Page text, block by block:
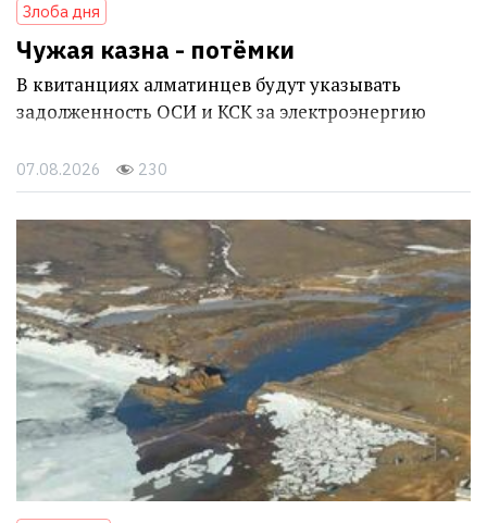
Злоба дня
Чужая казна - потёмки
В квитанциях алматинцев будут указывать
задолженность ОСИ и КСК за электроэнергию
07.08.2026 230